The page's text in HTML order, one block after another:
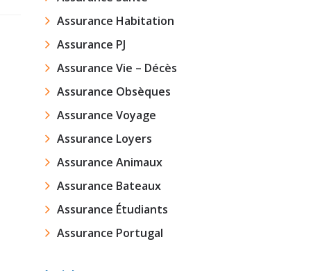
Assurance Habitation
Assurance PJ
Assurance Vie – Décès
Assurance Obsèques
Assurance Voyage
Assurance Loyers
Assurance Animaux
Assurance Bateaux
Assurance Étudiants
Assurance Portugal